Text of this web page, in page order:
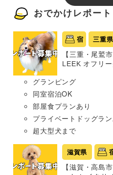
おでかけレポート
宿 三重県
【三重・尾鷲
LEEK オフリー
グランピング
同室宿泊OK
部屋食プランあり
プライベートドッグラン
超大型犬まで
滋賀県
【滋賀・高島